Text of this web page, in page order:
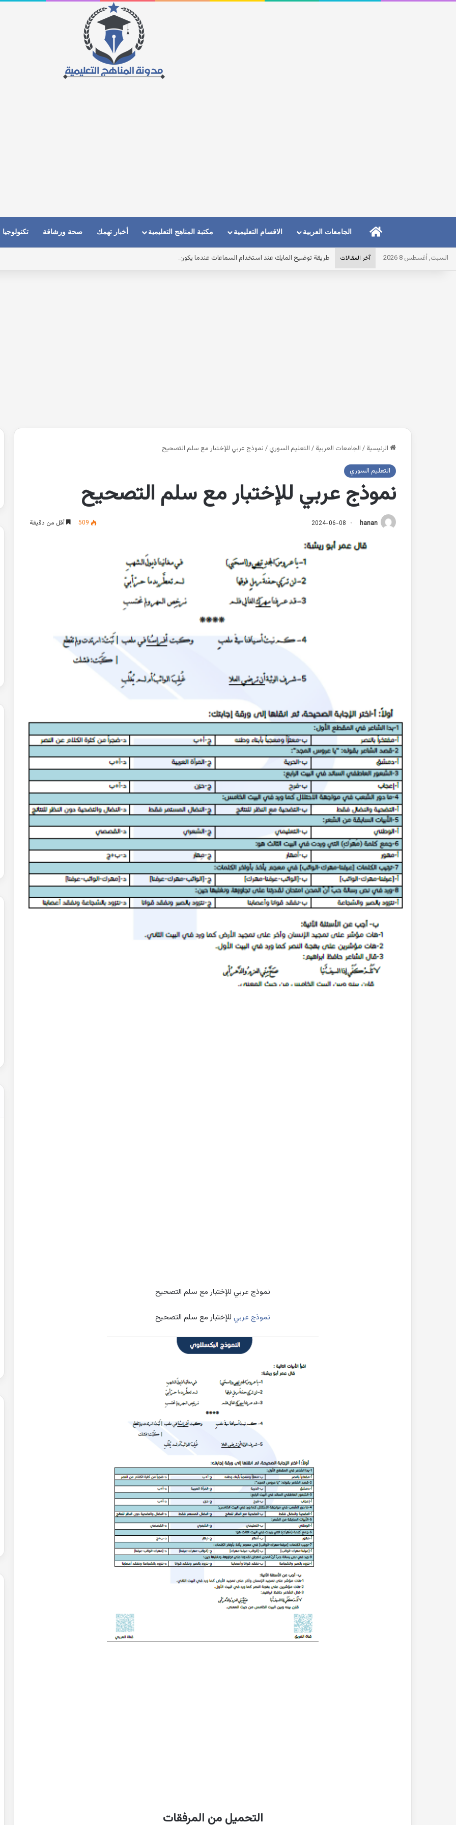
الرئيسيةالجامعات العربية الاقسام التعليمية مكتبة المناهج التعليمية أخبار تهمك صحة ورشاقة تكنولوجيا
السبت, أغسطس 8 2026 آخر المقالات طريقة توضيح المايك عند استخدام السماعات عندما يكون الصوت بعيد وقت المكالمات
الرئيسية / الجامعات العربية / التعليم السوري / نموذج عربي للإختبار مع سلم التصحيح
التعليم السوري
نموذج عربي للإختبار مع سلم التصحيح
hanan
2024-06-08
509 أقل من دقيقة
نموذج عربي للإختبار مع سلم التصحيح
نموذج عربي للإختبار مع سلم التصحيح
التحميل من المرفقات
بحث
جاهز
التغيرات